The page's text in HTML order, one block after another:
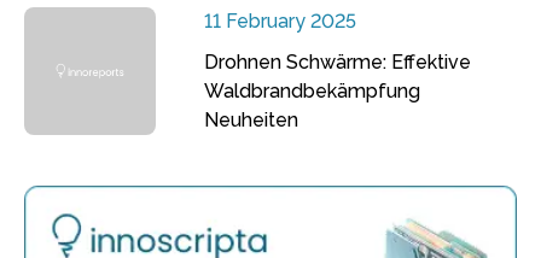
11 February 2025
Drohnen Schwärme: Effektive
Waldbrandbekämpfung
Neuheiten